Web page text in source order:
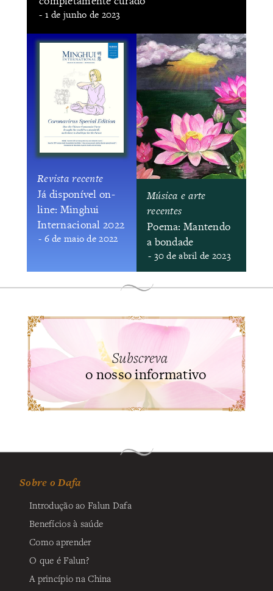
- 1 de junho de 2023
Revista recente
​Já disponível on-
line: Minghui
Internacional 2022
- 6 de maio de 2022
Música e arte
recentes
Poema: Mantendo
a bondade
- 30 de abril de 2023
Subscreva
o nosso informativo
Sobre o Dafa
Introdução ao Falun Dafa
Benefícios à saúde
Como aprender
O que é Falun?
A princípio na China